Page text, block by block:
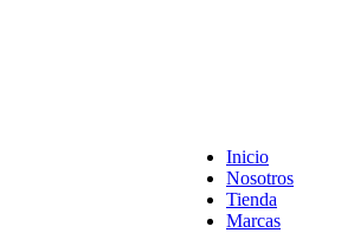
Inicio
Nosotros
Tienda
Marcas